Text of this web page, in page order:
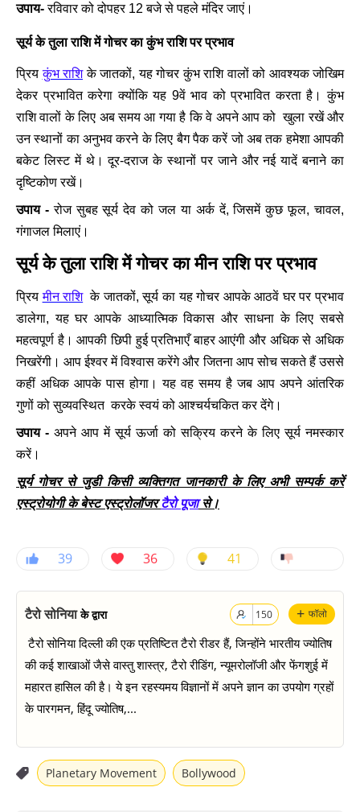
उपाय-रविवार को दोपहर 12 बजे से पहले मंदिर जाएं।
सूर्य के तुला राशि में गोचर का कुंभ राशि पर प्रभाव
प्रियकुंभ राशिके जातकों, यह गोचर कुंभ राशि वालों को आवश्यक जोखिम
देकर प्रभावित करेगा क्योंकि यह 9वें भाव को प्रभावित करता है। कुंभ
राशि वालों के लिए अब समय आ गया है कि वे अपने आप को खुला रखें और
उन स्थानों का अनुभव करने के लिए बैग पैक करें जो अब तक हमेशा आपकी
बकेट लिस्ट में थे। दूर-दराज के स्थानों पर जाने और नई यादें बनाने का
दृष्टिकोण रखें।
उपाय -रोज सुबह सूर्य देव को जल या अर्क दें, जिसमें कुछ फूल, चावल,
गंगाजल मिलाएं।
सूर्य के तुला राशि में गोचर का मीन राशि पर प्रभाव
प्रियमीन राशिके जातकों, सूर्य का यह गोचर आपके आठवें घर पर प्रभाव
डालेगा, यह घर आपके आध्यात्मिक विकास और साधना के लिए सबसे
महत्वपूर्ण है। आपकी छिपी हुई प्रतिभाएँ बाहर आएंगी और अधिक से अधिक
निखरेंगी। आप ईश्वर में विश्वास करेंगे और जितना आप सोच सकते हैं उससे
कहीं अधिक आपके पास होगा। यह वह समय है जब आप अपने आंतरिक
गुणों को सुव्यवस्थित करके स्वयं को आश्चर्यचकित कर देंगे।
उपाय - अपने आप में सूर्य ऊर्जा को सक्रिय करने के लिए सूर्य नमस्कार
करें।
सूर्य गोचर से जुडी किसी व्यक्तिगत जानकारी के लिए अभी सम्पर्क करें
एस्ट्रोयोगी के बेस्ट एस्ट्रोलॉजरटैरो पूजा से।
39 36 41
+ फॉलो
150
टैरो सोनियाके द्वारा
टैरो सोनिया दिल्ली की एक प्रतिष्टित टैरो रीडर हैं, जिन्होंने भारतीय ज्योतिष
की कई शाखाओं जैसे वास्तु शास्त्र, टैरो रीडिंग, न्यूमरोलॉजी और फेंगशुई में
महारत हासिल की है। ये इन रहस्यमय विज्ञानों में अपने ज्ञान का उपयोग ग्रहों
के पारगमन, हिंदू ज्योतिष,...
Planetary Movement Bollywood